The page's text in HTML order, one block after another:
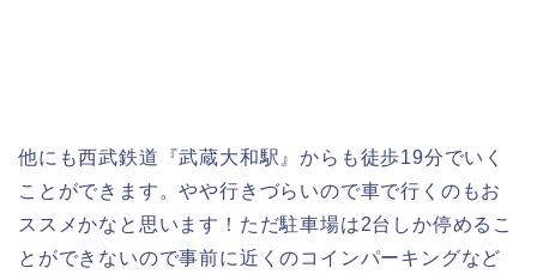
他にも西武鉄道『武蔵大和駅』からも徒歩19分でいく
ことができます。やや行きづらいので車で行くのもお
ススメかなと思います！ただ駐車場は2台しか停めるこ
とができないので事前に近くのコインパーキングなど